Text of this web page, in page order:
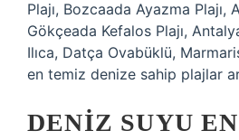
Plajı, Bozcaada Ayazma Plajı,
Gökçeada Kefalos Plajı,
Ilıca, Datça Ovabüklü,
en temiz denize sahip plajlar
DENIZ SUYU